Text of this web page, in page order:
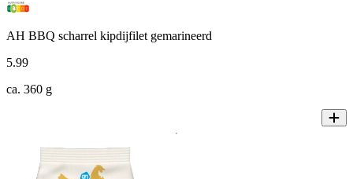
AH BBQ scharrel kipdijfilet gemarineerd
5.99
ca. 360 g